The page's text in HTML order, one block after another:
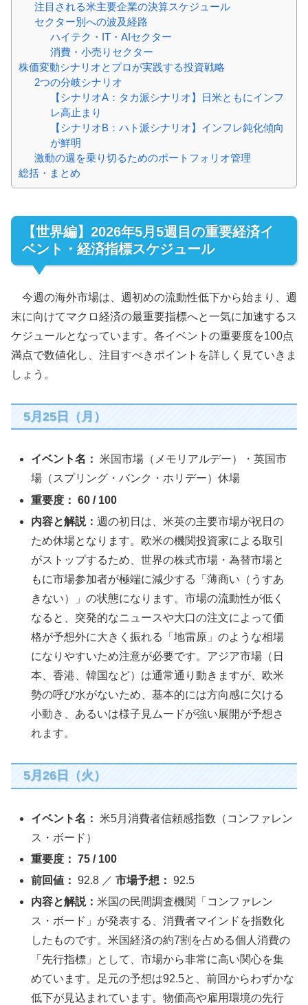
注目される米主要企業の決算スケジュール
セクター別への波及経路
ハイテク・IT・AIセクター
消費・小売りセクター
株価変動シナリオとプロが実践する投資戦略
2つの分岐シナリオ
【シナリオA：タカ派シナリオ】日米ともにインフ
レ高止まり
【シナリオB：ハト派シナリオ】インフレ鈍化傾向
が鮮明
激動の週を乗り切るためのポートフォリオ管理
総括・まとめ
【世界編】2026年5月5週目の重要経済イ
ベント・経済指標スケジュール
今週の海外市場は、週初めの流動性低下から始まり、週
末に向けてマクロ経済の最重要指標へと一気に加速するス
ケジュールとなっています。各イベントの重要度を100点
満点で数値化し、注目すべきポイントを詳しく見ていきま
しょう。
5月25日（月）
イベント名： 米国市場（メモリアルデー）・英国市
場（スプリング・バンク・ホリデー）休場
重要度： 60 / 100
内容と解説：週の初日は、米英の主要市場が祝日の
ため休場となります。欧米の機関投資家による取引
がストップするため、世界の株式市場・為替市場と
もに市場参加者が極端に減少する「薄商い（うすあ
きない）」の状態になります。市場の流動性が低く
なると、突発的なニュースや大口の注文によって価
格が予想外に大きく振れる「地雷原」のような相場
になりやすいため注意が必要です。アジア市場（日
本、香港、韓国など）は通常通り動きますが、欧米
勢の呼び水がないため、基本的には方向感に欠ける
小動き、あるいは様子見ムードが強い展開が予想さ
れます。
5月26日（火）
イベント名： 米5月消費者信頼感指数（コンファレン
ス・ボード）
重要度： 75 / 100
前回値： 92.8 ／市場予想： 92.5
内容と解説：米国の民間調査機関「コンファレン
ス・ボード」が発表する、消費者マインドを指数化
したものです。米国経済の約7割を占める個人消費の
「先行指標」として、市場から非常に高い関心を集
めています。足元の予想は92.5と、前回からわずかな
低下が見込まれています。物価高や雇用環境の先行